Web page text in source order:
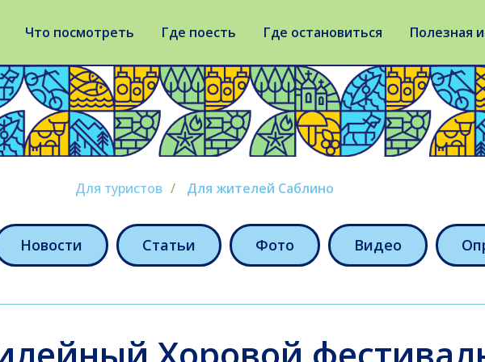
Что посмотреть Где поесть Где остановиться Полезная
Для туристов / Для жителей Саблино
Новости Статьи Фото Видео